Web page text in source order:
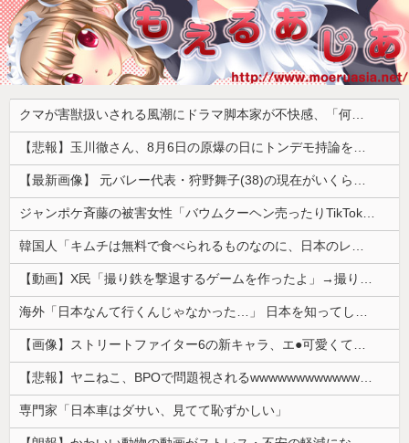
クマが害獣扱いされる風潮にドラマ脚本家が不快感、「何度もクマに会ったことがあるけど全然怖くなかった」と主張しており……
【悲報】玉川徹さん、8月6日の原爆の日にトンデモ持論を展開し物議… → ネット「それ、今日言うことなのか…？」ｗｗｗｗｗｗｗｗｗｗｗｗｗ
【最新画像】 元バレー代表・狩野舞子(38)の現在がいくらなんでも即ハボすぎる！
ジャンポケ斉藤の被害女性「バウムクーヘン売ったりTikTokライブしててムカついたから示談しなかった」
韓国人「キムチは無料で食べられるものなのに、日本のレストランで注文したら何とお金を取ろうとしてきたんです」
【動画】X民「撮り鉄を撃退するゲームを作ったよ」→撮り鉄「！？！！？？」ｼｭﾎﾟﾎﾟﾎﾟﾎﾟ
海外「日本なんて行くんじゃなかった…」 日本を知ってしまったディズニー信者、帰国後『本家』に失望する事態に
【画像】ストリートファイター6の新キャラ、エ●可愛くてメロメロになるプレイヤーが続出ｗｗｗｗｗ
【悲報】ヤニねこ、BPOで問題視されるwwwwwwwwwwwwwwwwwwwwwwww
専門家「日本車はダサい、見てて恥ずかしい」